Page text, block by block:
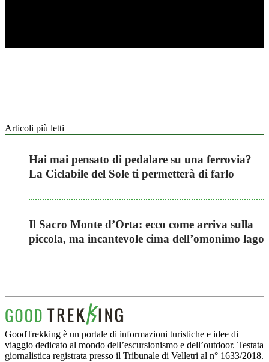
Articoli più letti
Hai mai pensato di pedalare su una ferrovia?
La Ciclabile del Sole ti permetterà di farlo
Il Sacro Monte d’Orta: ecco come arriva sulla
piccola, ma incantevole cima dell’omonimo lago
GoodTrekking è un portale di informazioni turistiche e idee di
viaggio dedicato al mondo dell’escursionismo e dell’outdoor. Testata
giornalistica registrata presso il Tribunale di Velletri al n° 1633/2018.